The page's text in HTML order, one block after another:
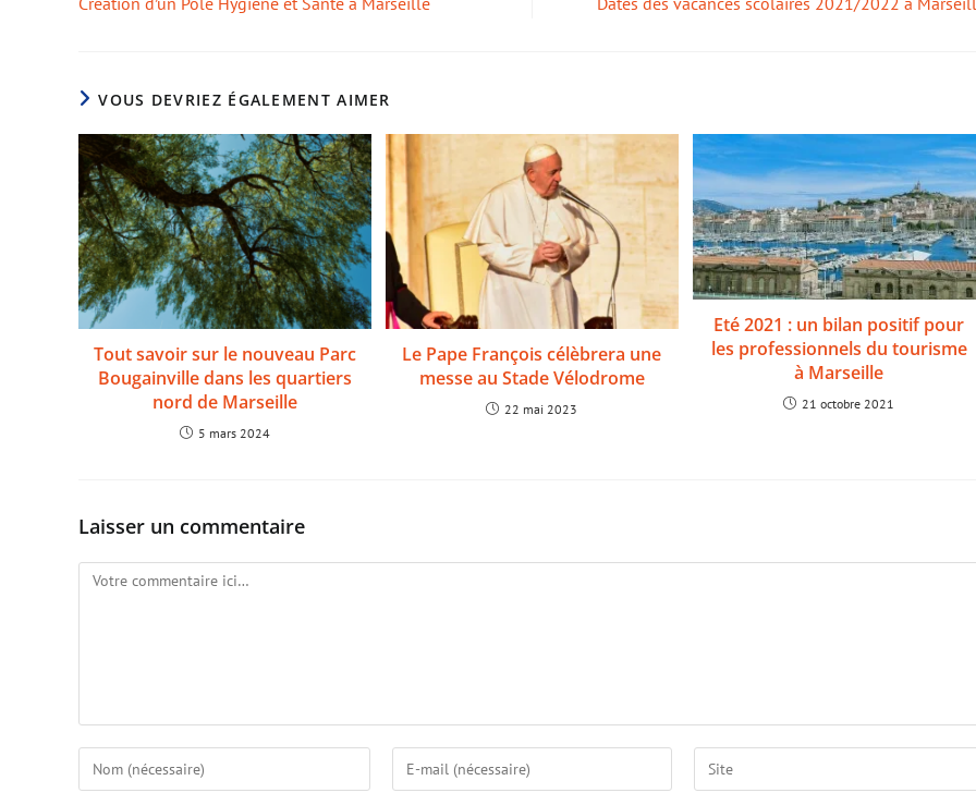
VOUS DEVRIEZ ÉGALEMENT AIMER
Tout savoir sur le nouveau Parc
Bougainville dans les quartiers
nord de Marseille
5 mars 2024
Le Pape François célèbrera une
messe au Stade Vélodrome
22 mai 2023
Eté 2021 : un bilan positif pour
les professionnels du tourisme
à Marseille
21 octobre 2021
Laisser un commentaire